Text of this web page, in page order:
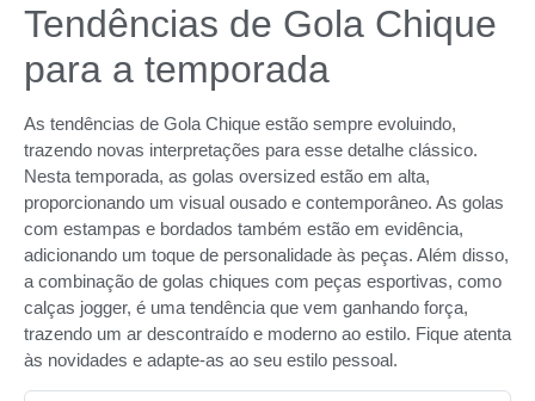
Tendências de Gola Chique
para a temporada
As tendências de Gola Chique estão sempre evoluindo,
trazendo novas interpretações para esse detalhe clássico.
Nesta temporada, as golas oversized estão em alta,
proporcionando um visual ousado e contemporâneo. As golas
com estampas e bordados também estão em evidência,
adicionando um toque de personalidade às peças. Além disso,
a combinação de golas chiques com peças esportivas, como
calças jogger, é uma tendência que vem ganhando força,
trazendo um ar descontraído e moderno ao estilo. Fique atenta
às novidades e adapte-as ao seu estilo pessoal.